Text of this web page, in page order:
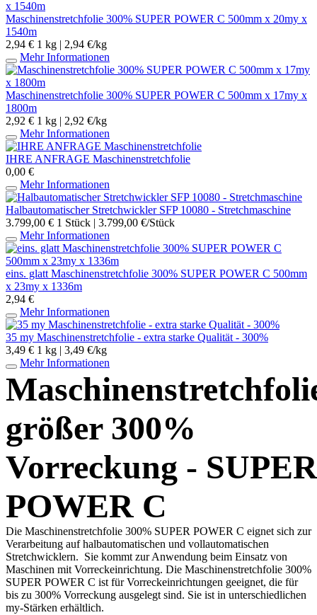
Maschinenstretchfolie 300% SUPER POWER C 500mm x 20my x
1540m
2,94 € 1 kg | 2,94 €/kg
Mehr Informationen
Maschinenstretchfolie 300% SUPER POWER C 500mm x 17my x
1800m
2,92 € 1 kg | 2,92 €/kg
Mehr Informationen
IHRE ANFRAGE Maschinenstretchfolie
0,00 €
Mehr Informationen
Halbautomatischer Stretchwickler SFP 10080 - Stretchmaschine
3.799,00 € 1 Stück | 3.799,00 €/Stück
Mehr Informationen
eins. glatt Maschinenstretchfolie 300% SUPER POWER C 500mm
x 23my x 1336m
2,94 €
Mehr Informationen
35 my Maschinenstretchfolie - extra starke Qualität - 300%
3,49 € 1 kg | 3,49 €/kg
Mehr Informationen
größer 300%
Vorreckung - SUPER
POWER C
Die Maschinenstretchfolie 300% SUPER POWER C eignet sich zur
Verarbeitung auf halbautomatischen und vollautomatischen
Stretchwicklern. Sie kommt zur Anwendung beim Einsatz von
Maschinen mit Vorreckeinrichtung. Die Maschinenstretchfolie 300%
SUPER POWER C ist für Vorreckeinrichtungen geeignet, die für
bis zu 300% Vorreckung ausgelegt sind. Sie ist in unterschiedlichen
my-Stärken erhältlich.